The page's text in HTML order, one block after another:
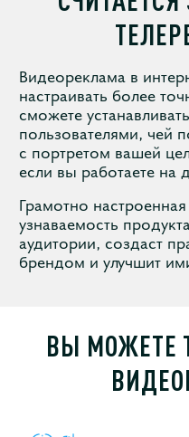
Видеореклама в
настраивать более
сможете
пользователями, чей
с портретом вашей
если вы работаете на
Грамотно
узнаваемость
аудитории, создаст
брендом и улучшит
ВЫ МОЖЕТЕ